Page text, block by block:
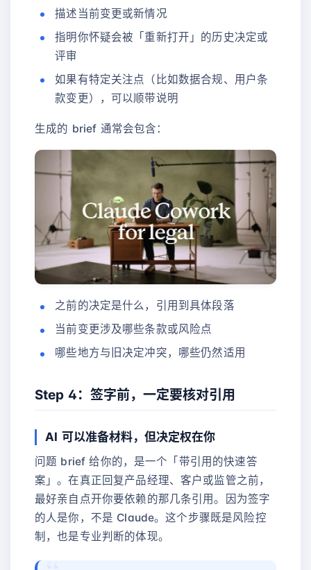
描述当前变更或新情况
指明你怀疑会被「重新打开」的历史决定或
评审
如果有特定关注点（比如数据合规、用户条
款变更），可以顺带说明
生成的 brief 通常会包含：
之前的决定是什么，引用到具体段落
当前变更涉及哪些条款或风险点
哪些地方与旧决定冲突，哪些仍然适用
Step 4：签字前，一定要核对引用
AI 可以准备材料，但决定权在你
问题 brief 给你的，是一个「带引用的快速答
案」。在真正回复产品经理、客户或监管之前，
最好亲自点开你要依赖的那几条引用。因为签字
的人是你，不是 Claude。这个步骤既是风险控
制，也是专业判断的体现。